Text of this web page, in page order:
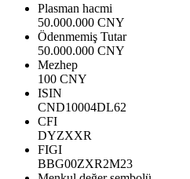
Plasman hacmi
50.000.000 CNY
Ödenmemiş Tutar
50.000.000 CNY
Mezhep
100 CNY
ISIN
CND10004DL62
CFI
DYZXXR
FIGI
BBG00ZXR2M23